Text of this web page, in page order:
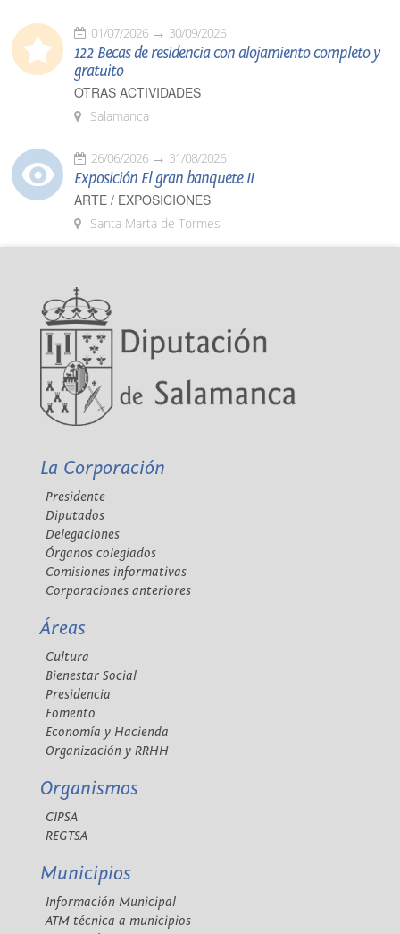
01/07/2026 30/09/2026
122 Becas de residencia con alojamiento completo y
gratuito
OTRAS ACTIVIDADES
Salamanca
26/06/2026 31/08/2026
Exposición El gran banquete II
ARTE / EXPOSICIONES
Santa Marta de Tormes
La Corporación
Presidente
Diputados
Delegaciones
Órganos colegiados
Comisiones informativas
Corporaciones anteriores
Áreas
Cultura
Bienestar Social
Presidencia
Fomento
Economía y Hacienda
Organización y RRHH
Organismos
CIPSA
REGTSA
Municipios
Información Municipal
ATM técnica a municipios